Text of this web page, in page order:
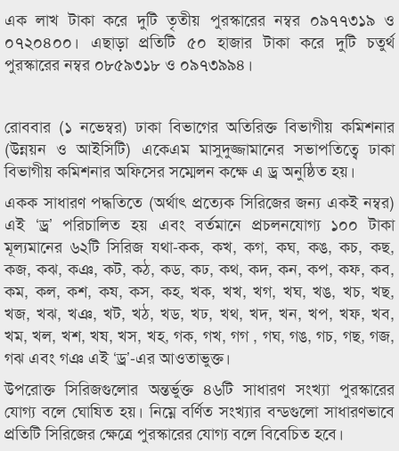
এক লাখ টাকা করে দুটি তৃতীয় পুরস্কারের নম্বর ০৯৭৭৩১৯ ও
০৭২০৪০০। এছাড়া প্রতিটি ৫০ হাজার টাকা করে দুটি চতুর্থ
পুরস্কারের নম্বর ০৮৫৯৩১৮ ও ০৯৭৩৯৯৪।
রোববার (১ নভেম্বর) ঢাকা বিভাগের অতিরিক্ত বিভাগীয় কমিশনার
(উন্নয়ন ও আইসিটি) একেএম মাসুদুজ্জামানের সভাপতিত্বে ঢাকা
বিভাগীয় কমিশনার অফিসের সম্মেলন কক্ষে এ ড্র অনুষ্ঠিত হয়।
একক সাধারণ পদ্ধতিতে (অর্থাৎ প্রত্যেক সিরিজের জন্য একই নম্বর)
এই ‘ড্র’ পরিচালিত হয় এবং বর্তমানে প্রচলনযোগ্য ১০০ টাকা
মূল্যমানের ৬২টি সিরিজ যথা-কক, কখ, কগ, কঘ, কঙ, কচ, কছ,
কজ, কঝ, কঞ, কট, কঠ, কড, কঢ, কথ, কদ, কন, কপ, কফ, কব,
কম, কল, কশ, কষ, কস, কহ, খক, খখ, খগ, খঘ, খঙ, খচ, খছ,
খজ, খঝ, খঞ, খট, খঠ, খড, খঢ, খথ, খদ, খন, খপ, খফ, খব,
খম, খল, খশ, খষ, খস, খহ, গক, গখ, গগ , গঘ, গঙ, গচ, গছ, গজ,
গঝ এবং গঞ এই ‘ড্র’-এর আওতাভুক্ত।
উপরোক্ত সিরিজগুলোর অন্তর্ভুক্ত ৪৬টি সাধারণ সংখ্যা পুরস্কারের
যোগ্য বলে ঘোষিত হয়। নিম্নে বর্ণিত সংখ্যার বন্ডগুলো সাধারণভাবে
প্রতিটি সিরিজের ক্ষেত্রে পুরস্কারের যোগ্য বলে বিবেচিত হবে।